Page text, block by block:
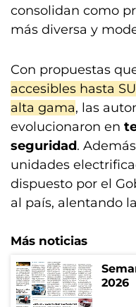
consolidan como
más diversa y
Con propuestas
accesibles hasta
alta gama, las
evolucionaron en
seguridad.
unidades
dispuesto por el
al país, alentando
Más noticias
2026